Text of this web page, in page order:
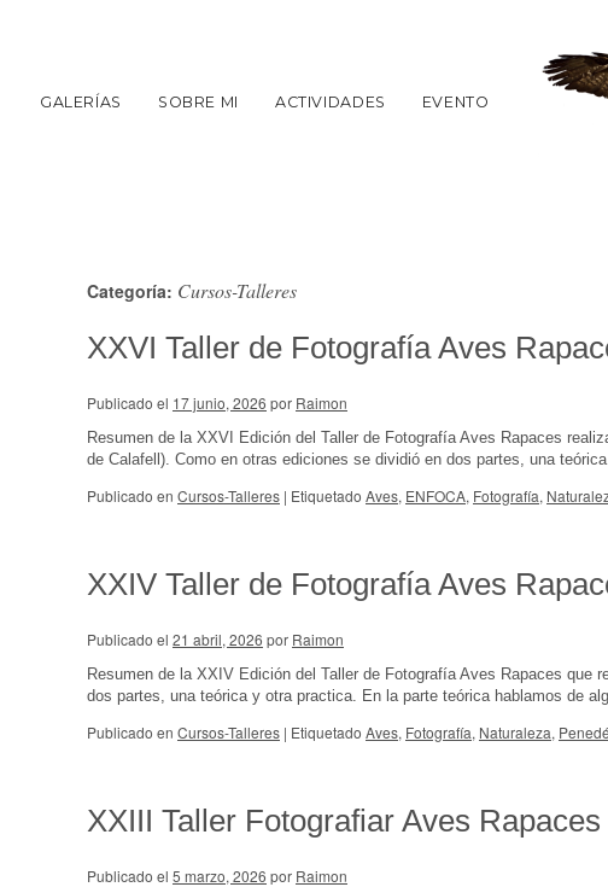
GALERÍAS SOBRE MI ACTIVIDADES EVENTO
Categoría: Cursos-Talleres
XXVI Taller de Fotografía Aves
Publicado el 17 junio, 2026 por Raimon
Resumen de la XXVI Edición del Taller de Fotografía Aves Rapaces
de Calafell). Como en otras ediciones se dividió en dos partes, una
Publicado en Cursos-Talleres | Etiquetado Aves, ENFOCA, Fotografía,
XXIV Taller de Fotografía Aves
Publicado el 21 abril, 2026 por Raimon
Resumen de la XXIV Edición del Taller de Fotografía Aves Rapaces
dos partes, una teórica y otra practica. En la parte teórica hablamos de
Publicado en Cursos-Talleres | Etiquetado Aves, Fotografía, Naturaleza,
XXIII Taller Fotografiar Aves Rapaces
Publicado el 5 marzo, 2026 por Raimon